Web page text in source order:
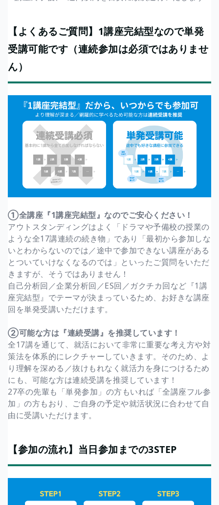
【よくあるご質問】1講座完結型なので単発
受講可能です（連続参加は必須ではありませ
ん）
①全講座『1講座完結型』なのでご安心ください！
アウトスタンディングはよく「ドラマや予備校の授業の
ような全17講連続の続き物」であり「最初から参加しな
いとわからないのでは／途中で参加できない講座がある
とついていけなくなるのでは」といったご質問をいただ
きますが、そうではありません！
自己分析回／企業分析回／ES回／ガクチカ回など『1講
座完結型』でテーマが決まっているため、お好きな講座
回を単発受講いただけます。
②可能な方は『連続受講』を推奨しています！
全17講を通じて、就活において非常に重要な考え方や対
策法を体系的にレクチャーしていきます。そのため、よ
り理解を深める／抜けもれなく就活力を身につけるため
にも、可能な方は連続受講を推奨しています！
27卒の先輩も「単発参加」の方もいれば「全講座フル参
加」の方もおり、ご自身の予定や就活状況に合わせて自
由に受講いただけます。
【参加の流れ】当日参加までの3STEP